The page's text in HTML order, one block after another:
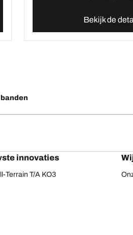
Bekijk de
innovaties
Terrain T/A KO3